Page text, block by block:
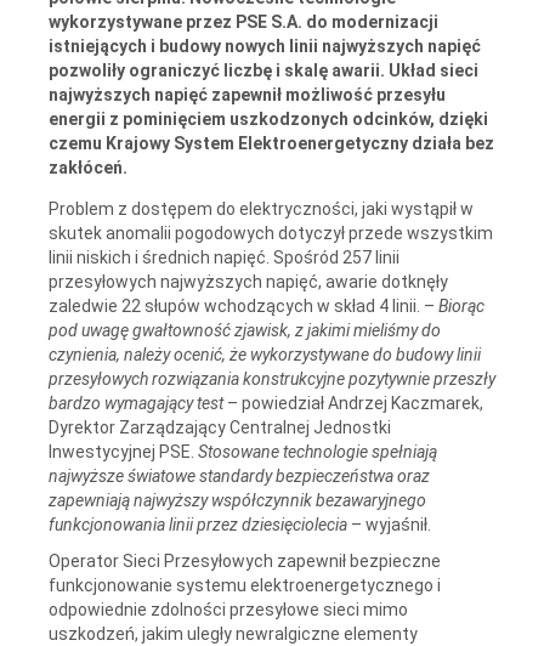
wykorzystywane przez PSE S.A. do modernizacji
istniejących i budowy nowych linii najwyższych napięć
pozwoliły ograniczyć liczbę i skalę awarii. Układ sieci
najwyższych napięć zapewnił możliwość przesyłu
energii z pominięciem uszkodzonych odcinków, dzięki
czemu Krajowy System Elektroenergetyczny działa bez
zakłóceń.
Problem z dostępem do elektryczności, jaki wystąpił w
skutek anomalii pogodowych dotyczył przede wszystkim
linii niskich i średnich napięć. Spośród 257 linii
przesyłowych najwyższych napięć, awarie dotknęły
zaledwie 22 słupów wchodzących w skład 4 linii. – Biorąc
pod uwagę gwałtowność zjawisk, z jakimi mieliśmy do
czynienia, należy ocenić, że wykorzystywane do budowy linii
przesyłowych rozwiązania konstrukcyjne pozytywnie przeszły
bardzo wymagający test– powiedział Andrzej Kaczmarek,
Dyrektor Zarządzający Centralnej Jednostki
Inwestycyjnej PSE. Stosowane technologie spełniają
najwyższe światowe standardy bezpieczeństwa oraz
zapewniają najwyższy współczynnik bezawaryjnego
funkcjonowania linii przez dziesięciolecia – wyjaśnił.
Operator Sieci Przesyłowych zapewnił bezpieczne
funkcjonowanie systemu elektroenergetycznego i
odpowiednie zdolności przesyłowe sieci mimo
uszkodzeń, jakim uległy newralgiczne elementy